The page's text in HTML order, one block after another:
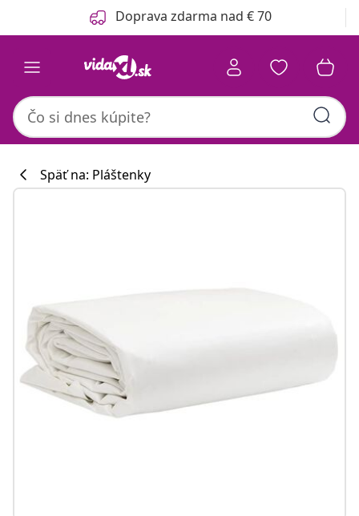
Predchádzajúce Doprava zdarma nad € 70
Späť na: Pláštenky